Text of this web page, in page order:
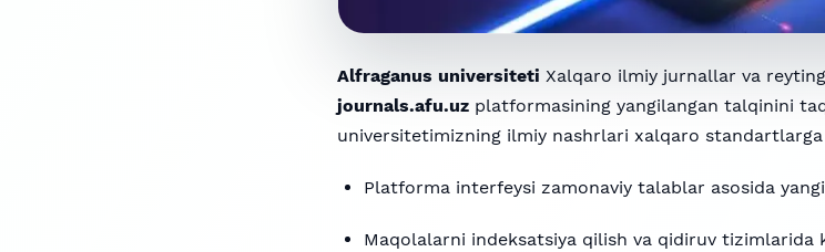
Alfraganus universiteti Xalqaro ilmiy jurnallar va
journals.afu.uz platformasining yangilangan talqinini
universitetimizning ilmiy nashrlari xalqaro
Platforma interfeysi zamonaviy talablar asosida
Maqolalarni indeksatsiya qilish va qidiruv tizimlarida